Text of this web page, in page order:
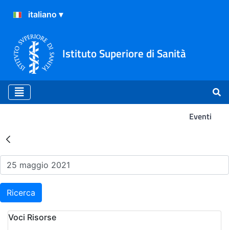
Istituto Superiore di Sanità
Eventi
Risultati della Ricerca -
Ricerca
Voci Risorse